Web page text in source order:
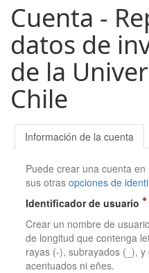
Cuenta -
datos de
de la
Chile
Información de la cuenta
Puede crear una cuenta
sus otrasopciones de
Identificador de usuario
Crear un nombre de
de longitud que contenga
rayas (-), subrayados (_),
acentuados ni eñes.